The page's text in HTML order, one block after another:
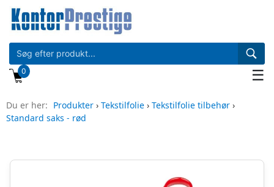
0 ☰
Du er her: Produkter › Tekstilfolie › Tekstilfolie tilbehør ›
Standard saks - rød